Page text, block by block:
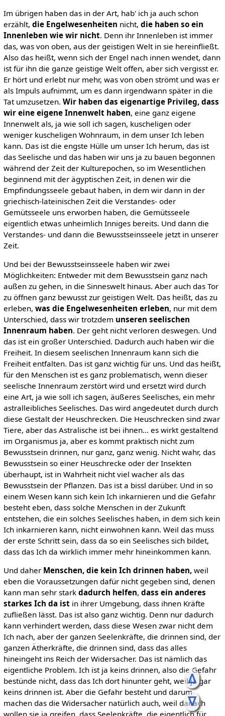
ᐃ
ᐁ
Im übrigen haben das in der Art, hab' ich ja auch schon
erzählt, die Engelwesenheiten nicht, die haben so ein
Innenleben wie wir nicht. Denn ihr Innenleben ist immer
das, was von oben, aus der geistigen Welt in sie hereinfließt.
Also das heißt, wenn sich der Engel nach innen wendet, dann
ist für ihn die ganze geistige Welt offen, aber sich vergisst er.
Er hört und erlebt nur mehr, was von oben strömt und was er
als Impuls aufnimmt, um es dann irgendwann später in die
Tat umzusetzen. Wir haben das eigenartige Privileg, dass
wir eine eigene Innenwelt haben, eine ganz eigene
Innenwelt als, ja wie soll ich sagen, kuscheligen oder
weniger kuscheligen Wohnraum, in dem unser Ich leben
kann. Das ist die engste Hülle um unser Ich herum, das ist
das Seelische und das haben wir uns ja zu bauen begonnen
während der Zeit der Kulturepochen, so im Wesentlichen
beginnend mit der ägyptischen Zeit, in denen wir die
Empfindungsseele gebaut haben, in dem wir dann in der
griechisch-lateinischen Zeit die Verstandes- oder
Gemütsseele uns erworben haben, die Gemütsseele
eigentlich etwas unheimlich Inniges bereits. Und dann die
Verstandes- und dann die Bewusstseinsseele jetzt in unserer
Zeit.
Und bei der Bewusstseinsseele haben wir zwei
Möglichkeiten: Entweder mit dem Bewusstsein ganz nach
außen zu gehen, in die Sinneswelt hinaus. Aber auch das Tor
zu öffnen ganz bewusst zur geistigen Welt. Das heißt, das zu
erleben, was die Engelwesenheiten erleben, nur mit dem
Unterschied, dass wir trotzdem unseren seelischen
Innenraum haben. Der geht nicht verloren deswegen. Und
das ist ein großer Unterschied. Dadurch auch haben wir die
Freiheit. In diesem seelischen Innenraum kann sich die
Freiheit entfalten. Das ist ganz wichtig für uns. Und das heißt,
für den Menschen ist es ganz problematisch, wenn dieser
seelische Innenraum zerstört wird und ersetzt wird durch
eine Art, ja wie soll ich sagen, äußeres Seelisches, ein mehr
astralleibliches Seelisches. Das wird angedeutet durch durch
diese Gestalt der Heuschrecken. Die Heuschrecken sind zwar
Tiere, aber das Astralische ist bei ihnen… es wirkt gestaltend
im Organismus ja, aber es kommt praktisch nicht zum
Bewusstsein drinnen, nur ganz, ganz wenig. Nicht wahr, das
Bewusstsein so einer Heuschrecke oder der Insekten
überhaupt, ist in Wahrheit nicht viel wacher als das
Bewusstsein der Pflanzen. Das ist a bissl darüber. Und in so
einem Wesen kann sich kein Ich inkarnieren und die Gefahr
besteht eben, dass solche Menschen in der Zukunft
entstehen, die ein solches Seelisches haben, in dem sich kein
Ich inkarnieren kann, nicht einwohnen kann. Weil das muss
der erste Schritt sein, dass da so ein Seelisches sich bildet,
dass das Ich da wirklich immer mehr hineinkommen kann.
Und daher Menschen, die kein Ich drinnen haben,weil
eben die Voraussetzungen dafür nicht gegeben sind, denen
kann man sehr stark dadurch helfen, dass ein anderes
starkes Ich da istin ihrer Umgebung, dass ihnen Kräfte
zufließen lässt. Das ist also ganz wichtig. Denn nur dadurch
kann verhindert werden, dass diese Wesen zwar nicht dem
Ich nach, aber der ganzen Seelenkräfte, die drinnen sind, der
ganzen Ätherkräfte, die drinnen sind, dass das alles
hineingeht ins Reich der Widersacher. Das ist nämlich das
eigentliche Problem. Ich ist ja keins drinnen, also die Gefahr
bestünde nicht, dass das Ich dort hinunter geht, weil ja gar
keins drinnen ist. Aber die Gefahr besteht und darum
machen das die Widersacher natürlich auch, weil danach